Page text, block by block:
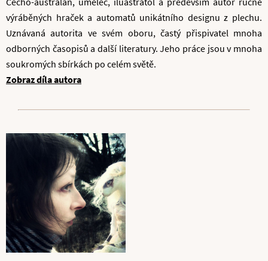
výráběných hraček a automatů unikátního designu z plechu.
Uznávaná autorita ve svém oboru, častý přispivatel mnoha
odborných časopisů a další literatury. Jeho práce jsou v mnoha
soukromých sbírkách po celém světě.
Zobraz díla autora